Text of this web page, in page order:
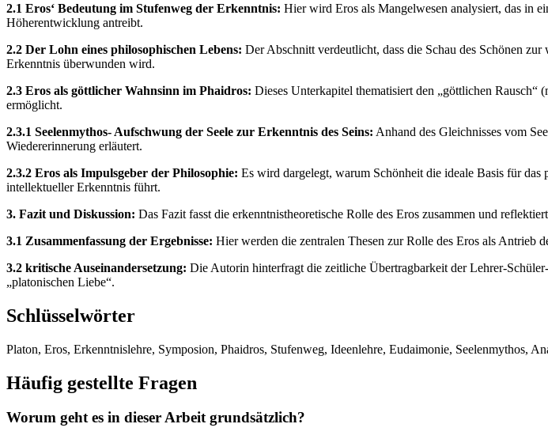
2.1 Eros‘ Bedeutung im Stufenweg der Erkenntnis: Hier wird Eros als Mangelwesen analysiert, das in
Höherentwicklung antreibt.
2.2 Der Lohn eines philosophischen Lebens: Der Abschnitt verdeutlicht, dass die Schau des Schönen
Erkenntnis überwunden wird.
2.3 Eros als göttlicher Wahnsinn im Phaidros: Dieses Unterkapitel thematisiert den „göttlichen Rausch“
ermöglicht.
2.3.1 Seelenmythos- Aufschwung der Seele zur Erkenntnis des Seins: Anhand des Gleichnisses vom
Wiedererinnerung erläutert.
2.3.2 Eros als Impulsgeber der Philosophie: Es wird dargelegt, warum Schönheit die ideale Basis für
intellektueller Erkenntnis führt.
3. Fazit und Diskussion: Das Fazit fasst die erkenntnistheoretische Rolle des Eros zusammen und
3.1 Zusammenfassung der Ergebnisse: Hier werden die zentralen Thesen zur Rolle des Eros als
3.2 kritische Auseinandersetzung: Die Autorin hinterfragt die zeitliche Übertragbarkeit der Lehrer-
„platonischen Liebe“.
Schlüsselwörter
Platon, Eros, Erkenntnislehre, Symposion, Phaidros, Stufenweg, Ideenlehre, Eudaimonie, Seelenmythos,
Häufig gestellte Fragen
Worum geht es in dieser Arbeit grundsätzlich?